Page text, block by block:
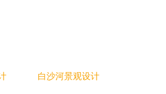
白沙河景观设计